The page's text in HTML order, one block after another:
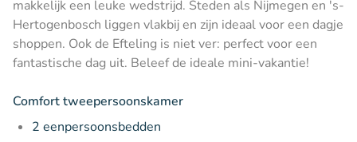
makkelijk een leuke wedstrijd. Steden als Nijmegen en 's-
Hertogenbosch liggen vlakbij en zijn ideaal voor een dagje
shoppen. Ook de Efteling is niet ver: perfect voor een
fantastische dag uit. Beleef de ideale mini-vakantie!
Comfort tweepersoonskamer
2 eenpersoonsbedden